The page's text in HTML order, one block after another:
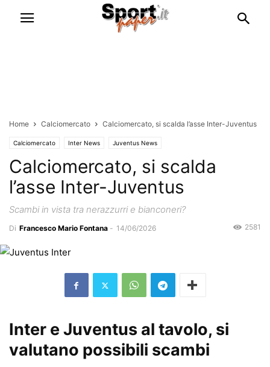
Home Calciomercato Calciomercato, si scalda l’asse Inter-Juventus
Calciomercato Inter News Juventus News
Calciomercato, si scalda
l’asse Inter-Juventus
Scambi in vista tra nerazzurri e bianconeri?
Di Francesco Mario Fontana - 14/06/2026 2581
Inter e Juventus al tavolo, si
valutano possibili scambi